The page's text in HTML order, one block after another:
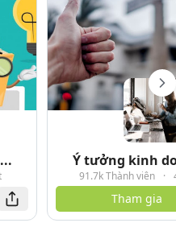
Ý tưởng kinh
91.7k Thành viên ·
Tham gia